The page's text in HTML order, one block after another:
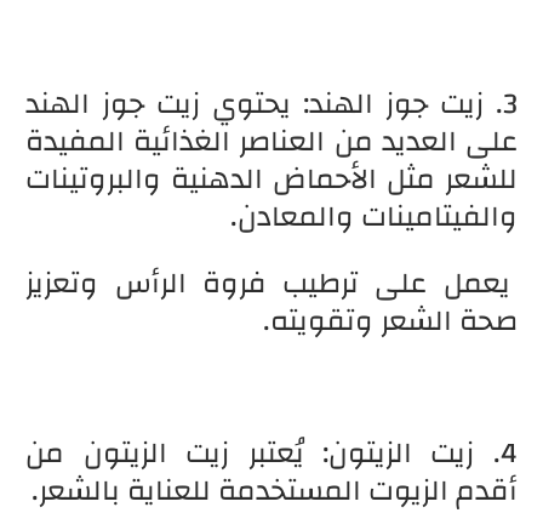
3. زيت جوز الهند: يحتوي زيت جوز الهند
على العديد من العناصر الغذائية المفيدة
للشعر مثل الأحماض الدهنية والبروتينات
والفيتامينات والمعادن.
يعمل على ترطيب فروة الرأس وتعزيز
صحة الشعر وتقويته.
4. زيت الزيتون: يُعتبر زيت الزيتون من
أقدم الزيوت المستخدمة للعناية بالشعر.